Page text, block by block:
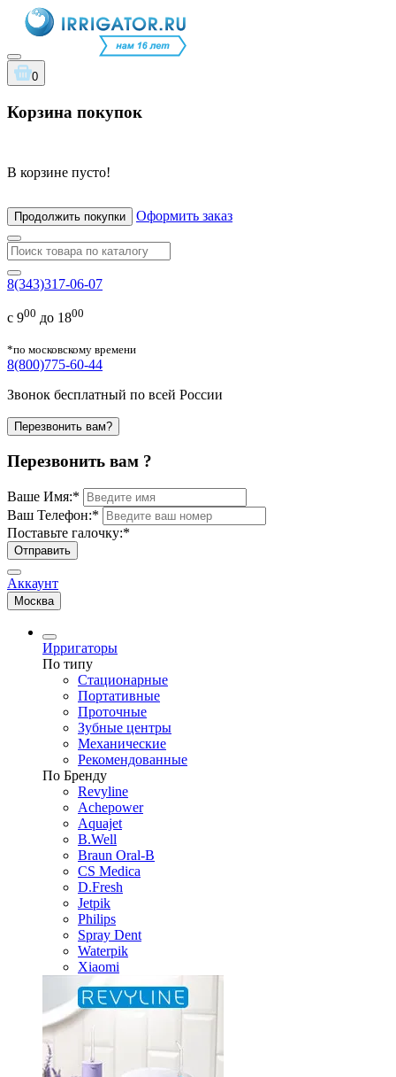
0
Корзина покупок
В корзине пусто!
Продолжить покупки Оформить заказ
8(343)317-06-07
с 900 до 1800
*по московскому времени
8(800)775-60-44
Звонок бесплатный по всей России
Перезвонить вам?
Перезвонить вам ?
Ваше Имя:*
Ваш Телефон:*
Поставьте галочку:*
Отправить
Аккаунт
Москва
Ирригаторы
По типу
Стационарные
Портативные
Проточные
Зубные центры
Механические
Рекомендованные
По Бренду
Revyline
Achepower
Aquajet
B.Well
Braun Oral-B
CS Medica
D.Fresh
Jetpik
Philips
Spray Dent
Waterpik
Xiaomi